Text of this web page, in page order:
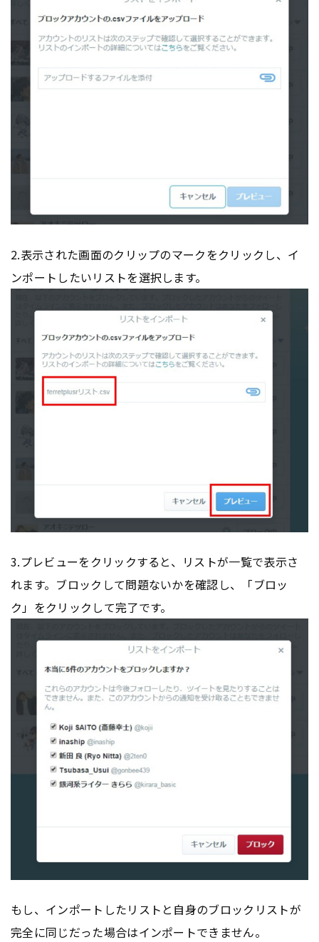
2.表示された画面のクリップのマークをクリックし、イ
ンポートしたいリストを選択します。
3.プレビューをクリックすると、リストが一覧で表示さ
れます。ブロックして問題ないかを確認し、「ブロッ
ク」をクリックして完了です。
もし、インポートしたリストと自身のブロックリストが
完全に同じだった場合はインポートできません。